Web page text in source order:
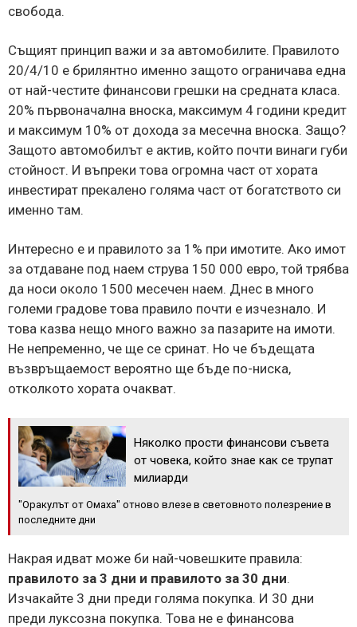
свобода.
Същият принцип важи и за автомобилите. Правилото
20/4/10 е брилянтно именно защото ограничава една
от най-честите финансови грешки на средната класа.
20% първоначална вноска, максимум 4 години кредит
и максимум 10% от дохода за месечна вноска. Защо?
Защото автомобилът е актив, който почти винаги губи
стойност. И въпреки това огромна част от хората
инвестират прекалено голяма част от богатството си
именно там.
Интересно е и правилото за 1% при имотите. Ако имот
за отдаване под наем струва 150 000 евро, той трябва
да носи около 1500 месечен наем. Днес в много
големи градове това правило почти е изчезнало. И
това казва нещо много важно за пазарите на имоти.
Не непременно, че ще се сринат. Но че бъдещата
възвръщаемост вероятно ще бъде по-ниска,
отколкото хората очакват.
Няколко прости финансови съвета
от човека, който знае как се трупат
милиарди
"Оракулът от Омаха" отново влезе в световното полезрение в
последните дни
Накрая идват може би най-човешките правила:
правилото за 3 дни и правилото за 30 дни.
Изчакайте 3 дни преди голяма покупка. И 30 дни
преди луксозна покупка. Това не е финансова